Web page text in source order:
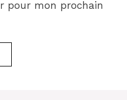
pour mon prochain